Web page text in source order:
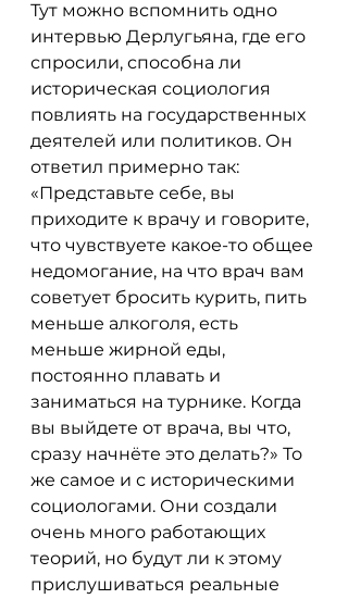
Тут можно вспомнить одно
интервью Дерлугьяна, где его
спросили, способна ли
историческая социология
повлиять на государственных
деятелей или политиков. Он
ответил примерно так:
«Представьте себе, вы
приходите к врачу и говорите,
что чувствуете какое-то общее
недомогание, на что врач вам
советует бросить курить, пить
меньше алкоголя, есть
меньше жирной еды,
постоянно плавать и
заниматься на турнике. Когда
вы выйдете от врача, вы что,
сразу начнёте это делать?» То
же самое и с историческими
социологами. Они создали
очень много работающих
теорий, но будут ли к этому
прислушиваться реальные